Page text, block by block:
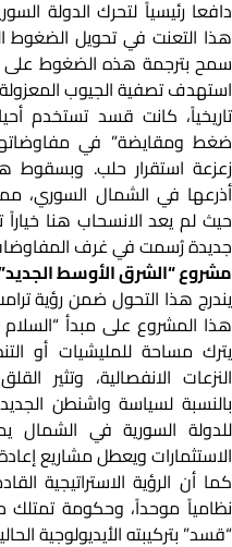
دافعا رئيسياً لتحرك الدولة
هذا التعنت في تحويل الضغوط
سمح بترجمة هذه الضغوط
استهدف تصفية الجيوب
تاريخياً، كانت قسد تستخدم
ضغط ومقايضة” في
زعزعة استقرار حلب.
أذرعها في الشمال السوري،
حيث لم يعد الانسحاب هنا
جديدة رُسمت في غرف
مشروع “الشرق الأوسط الجديد”
يندرج هذا التحول ضمن رؤية
هذا المشروع على مبدأ “السلام
يترك مساحة للمليشيات أو
النزعات الانفصالية، وتثير
بالنسبة لسياسة واشنطن
للدولة السورية في الشمال
الاستثمارات ويعطل مشاريع
كما أن الرؤية الاستراتيجية
نظامياً موحداً، وحكومة
“قسد” بتركيبته الأيديولوجية